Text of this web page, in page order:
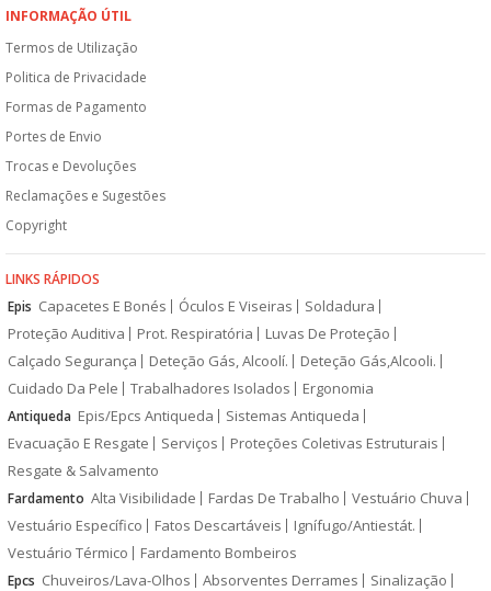
INFORMAÇÃO ÚTIL
Termos de Utilização
Politica de Privacidade
Formas de Pagamento
Portes de Envio
Trocas e Devoluções
Reclamações e Sugestões
Copyright
LINKS RÁPIDOS
Epis Capacetes E Bonés Óculos E Viseiras
Soldadura
Proteção Auditiva
Prot. Respiratória
Luvas De Proteção
Calçado Segurança
Deteção Gás, Alcoolí.
Deteção Gás,Alcooli.
Cuidado Da Pele
Trabalhadores Isolados Ergonomia
Antiqueda Epis/Epcs Antiqueda
Sistemas Antiqueda
Evacuação E Resgate
Serviços
Proteções Coletivas Estruturais
Resgate & Salvamento
Fardamento Alta Visibilidade Fardas De Trabalho
Vestuário Chuva
Vestuário Específico
Fatos Descartáveis
Ignífugo/Antiestát.
Vestuário Térmico
Fardamento Bombeiros
Epcs Chuveiros/Lava-Olhos Absorventes Derrames
Sinalização